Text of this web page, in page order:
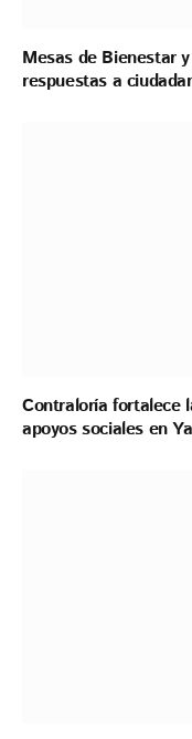
Mesas de Bienestar
respuestas a
Contraloría fortalece
apoyos sociales en